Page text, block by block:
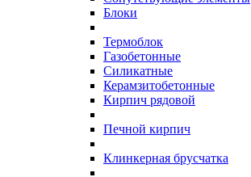
Блоки
Термоблок
Газобетонные
Силикатные
Керамзитобетонные
Кирпич рядовой
Печной кирпич
Клинкерная брусчатка